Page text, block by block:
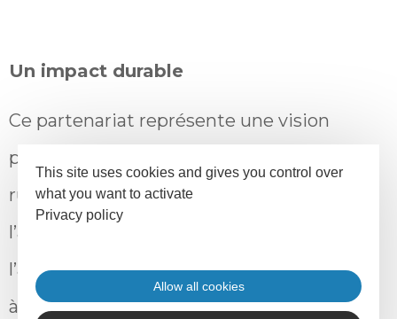
Un impact durable
Ce partenariat représente une vision
partagée pour dynamiser les territoires
ruraux de l’Occitanie. En mettant
l’accent sur l’humain, l’innovation et
l’ancrage local, Adefpat et AD’OCC visent
à créer un écosystème propice à la
This site uses cookies and gives you control over
what you want to activate
Privacy policy
Allow all cookies